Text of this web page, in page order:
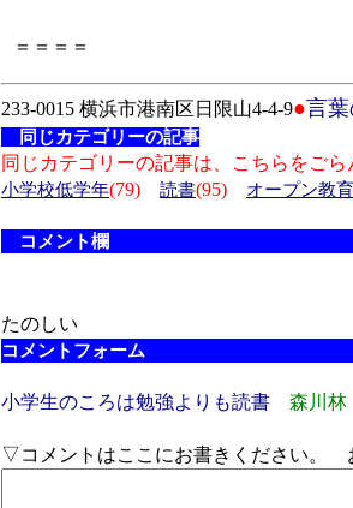
＝＝＝＝
233-0015 横浜市港南区日限山4-4-9●言
同じカテゴリーの記事
同じカテゴリーの記事は、こちらをごら
小学校低学年(79) 読書(95) オープン教育
コメント欄
たのしい
コメントフォーム
小学生のころは勉強よりも読書 森川林
▽コメントはここにお書きください。